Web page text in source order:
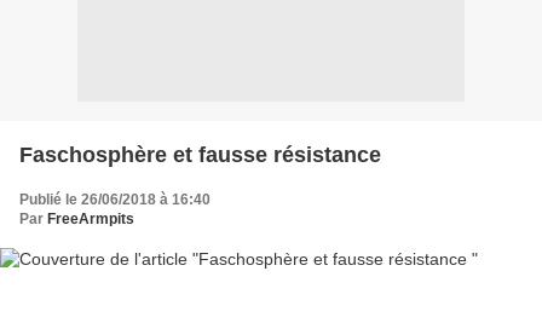
Faschosphère et fausse résistance
Publié le 26/06/2018 à 16:40
Par FreeArmpits